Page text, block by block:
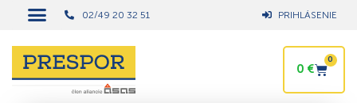
02/49 20 32 51 PRIHLÁSENIE
0 €
0